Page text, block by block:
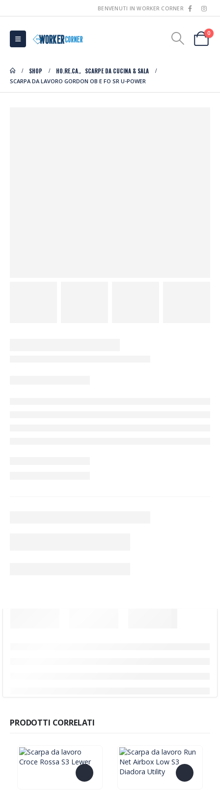
BENVENUTI IN WORKER CORNER
0
SHOP HO.RE.CA., SCARPE DA CUCINA & SALA
SCARPA DA LAVORO GORDON OB E FO SR U-POWER
PRODOTTI CORRELATI
Questo prodotto ha più varianti. Le opzioni possono essere scelte nella pagina del prodotto Questo prodotto ha più varianti. Le opzioni possono essere scelte nella pagina del prodotto